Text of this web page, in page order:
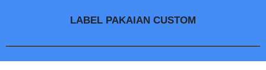
LABEL PAKAIAN CUSTOM